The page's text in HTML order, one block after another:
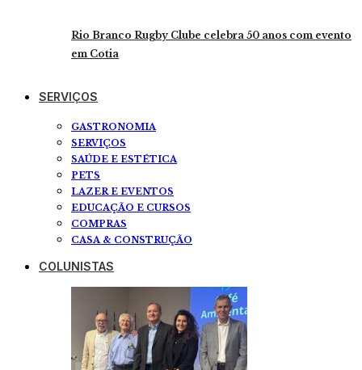
Rio Branco Rugby Clube celebra 50 anos com evento
em Cotia
SERVIÇOS
GASTRONOMIA
SERVIÇOS
SAÚDE E ESTÉTICA
PETS
LAZER E EVENTOS
EDUCAÇÃO E CURSOS
COMPRAS
CASA & CONSTRUÇÃO
COLUNISTAS